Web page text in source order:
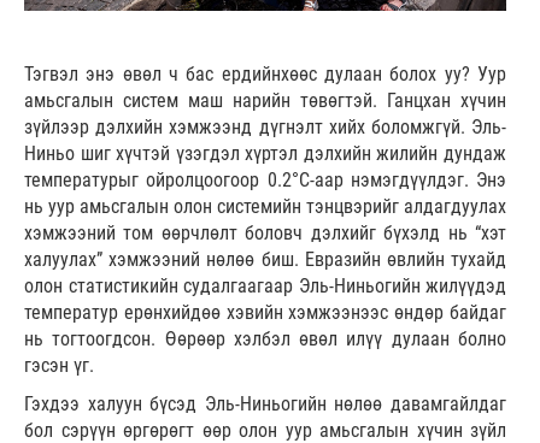
Тэгвэл энэ өвөл ч бас ердийнхөөс дулаан болох уу? Уур
амьсгалын систем маш нарийн төвөгтэй. Ганцхан хүчин
зүйлээр дэлхийн хэмжээнд дүгнэлт хийх боломжгүй. Эль-
Ниньо шиг хүчтэй үзэгдэл хүртэл дэлхийн жилийн дундаж
температурыг ойролцоогоор 0.2°C-аар нэмэгдүүлдэг. Энэ
нь уур амьсгалын олон системийн тэнцвэрийг алдагдуулах
хэмжээний том өөрчлөлт боловч дэлхийг бүхэлд нь “хэт
халуулах” хэмжээний нөлөө биш. Евразийн өвлийн тухайд
олон статистикийн судалгаагаар Эль-Ниньогийн жилүүдэд
температур ерөнхийдөө хэвийн хэмжээнээс өндөр байдаг
нь тогтоогдсон. Өөрөөр хэлбэл өвөл илүү дулаан болно
гэсэн үг.
Гэхдээ халуун бүсэд Эль-Ниньогийн нөлөө давамгайлдаг
бол сэрүүн өргөрөгт өөр олон уур амьсгалын хүчин зүйл